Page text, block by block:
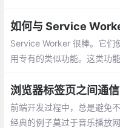
如何与 Service
Service Worker 很棒。它们
用专有的类似功能。这类功
浏览器标签页之间通
前端开发过程中，总是避免
经典的例子莫过于音乐播放